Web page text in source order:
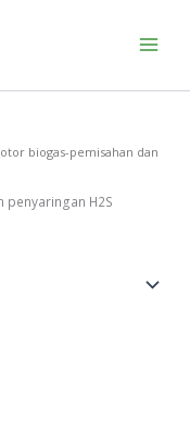
biogas-pemisahan dan
H2S